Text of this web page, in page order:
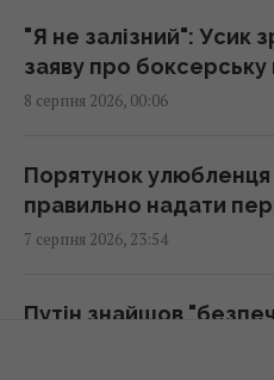
Сенатом США
проти РФ
23:53 п'ятниця, 07 серпня 2026
Є два варіанти:
можуть допомогти
Patriot
"Я не залізний": Усик
заяву про
8 серпня 2026, 00:06
Порятунок улюбленця
правильно надати
7 серпня 2026, 23:54
Путін знайшов